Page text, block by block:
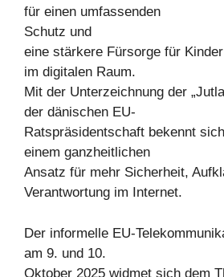
für einen umfassenden
Schutz und
eine stärkere Fürsorge für
im digitalen Raum.
Mit der Unterzeichnung der
der dänischen EU-
Ratspräsidentschaft bekennt
einem ganzheitlichen
Ansatz für mehr Sicherheit,
Verantwortung im Internet.
Der informelle EU-
am 9. und 10.
Oktober 2025 widmet sich dem